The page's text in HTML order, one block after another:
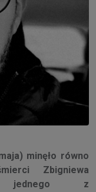
minęło równo
Zbigniewa
jednego z